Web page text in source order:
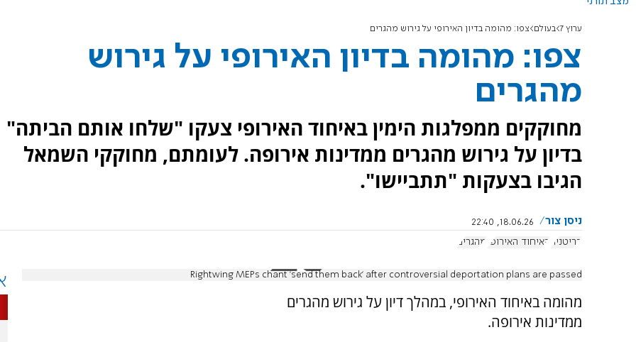
ערוץ 7 בעולם צפו: מהומה בדיון האירופי על גירוש מהגרים
צפו: מהומה בדיון האירופי על גירוש
מהגרים
מחוקקים ממפלגות הימין באיחוד האירופי צעקו "שלחו אותם הביתה"
בדיון על גירוש מהגרים ממדינות אירופה. לעומתם, מחוקקי השמאל
הגיבו בצעקות "תתביישו".
ניסן צור
18.06.26, 22:40
בריטניה
האיחוד האירופי מהגרים
Rightwing MEPs chant 'send them back' after controversial deportation plans are passed
מהומה באיחוד האירופי, במהלך דיון על גירוש מהגרים
ממדינות אירופה.